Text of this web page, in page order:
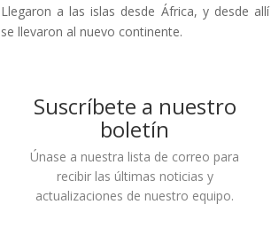
Llegaron a las islas desde África, y desde allí
se llevaron al nuevo continente.
Suscríbete a nuestro
boletín
Únase a nuestra lista de correo para
recibir las últimas noticias y
actualizaciones de nuestro equipo.